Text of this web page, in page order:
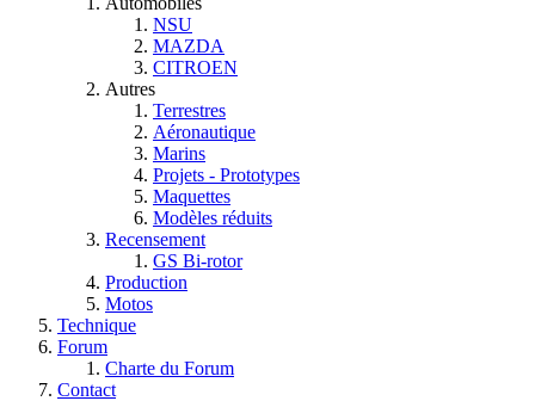
NSU
MAZDA
CITROEN
Autres
Terrestres
Aéronautique
Marins
Projets - Prototypes
Maquettes
Modèles réduits
Recensement
GS Bi-rotor
Production
Motos
Technique
Forum
Charte du Forum
Contact